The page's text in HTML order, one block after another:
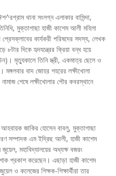
থানা সংলগ্ন এলাকার বাসিন্দা,
মুক্তাগাছা হাজী কাশেম আলী মহিলা
কার্যকরী পরিষদের সদস্য, লেখক
দিকে হৃদযন্ত্রের ক্রিয়া বন্ধ হয়ে
মৃত্যুকালে তিনি স্ত্রী, একমাত্র ছেলে ও
বাদ জোহর শহরের লক্ষীখোলা
নামাজ শেষে লক্ষীখোলার পৌর কবরস্থানে
আহবায়ক জাকির হোসেন বাবলু, মুক্তাগাছা
সম্পাদক এম ইদ্রিছ আলী, হাজী কাশেম
মহাবিদ্যালয়ের অধ্যক্ষ বজরং
প্রকাশ করেছেন। এছাড়া হাজী কাশেম
ও কলেজের শিক্ষক-শিক্ষার্থীরা তার